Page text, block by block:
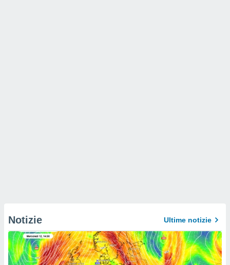
Notizie Ultime notizie